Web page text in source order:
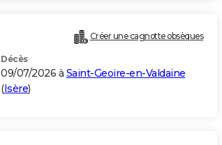
Créer une cagnotte obsèques
Décès
09/07/2026 à Saint-Geoire-en-Valdaine
(Isère)